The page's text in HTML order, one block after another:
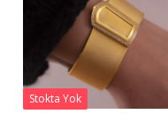
Stokta Yok